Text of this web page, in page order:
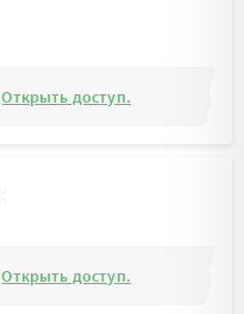
Открыть доступ.
Открыть доступ.